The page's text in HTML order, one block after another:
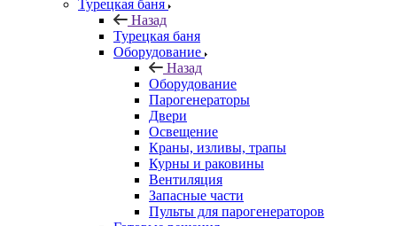
Турецкая баня
Назад
Турецкая баня
Оборудование
Назад
Оборудование
Парогенераторы
Двери
Освещение
Краны, изливы, трапы
Курны и раковины
Вентиляция
Запасные части
Пульты для парогенераторов